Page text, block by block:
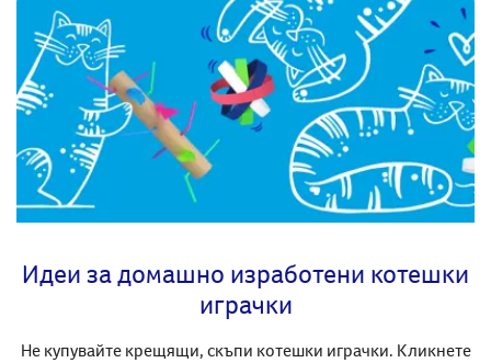
Идеи за домашно изработени котешки
играчки
Не купувайте крещящи, скъпи котешки играчки. Кликнете